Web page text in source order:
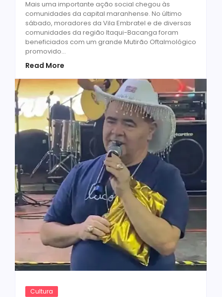
Mais uma importante ação social chegou às
comunidades da capital maranhense. No último
sábado, moradores da Vila Embratel e de diversas
comunidades da região Itaqui-Bacanga foram
beneficiados com um grande Mutirão Oftalmológico
promovido...
Read More
Cultura